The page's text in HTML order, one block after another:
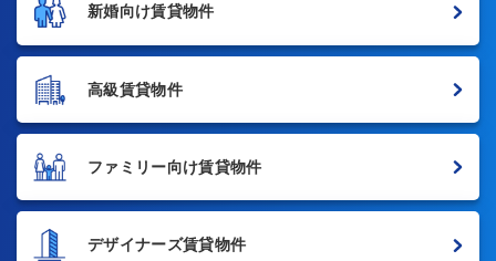
新婚向け賃貸物件
高級賃貸物件
ファミリー向け賃貸物件
デザイナーズ賃貸物件